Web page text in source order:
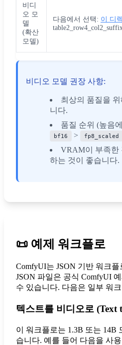
비디
오 모
델
(확산
모델)
다음에서 선택: 이 디
비디오 모델 권장 사항:
최상의 품질을
니다.
품질 순위 (높음
bf16 > fp8_scaled
VRAM이 부족한
하는 것이 좋습니다.
📜 예제 워크플로
ComfyUI는 JSON 기반 워크
JSON 파일은 공식 ComfyUI
수 있습니다. 다음은 일부 워
텍스트를 비디오로 (Text
이 워크플로는 1.3B 또는 14B
습니다. 예를 들어 다음을 사